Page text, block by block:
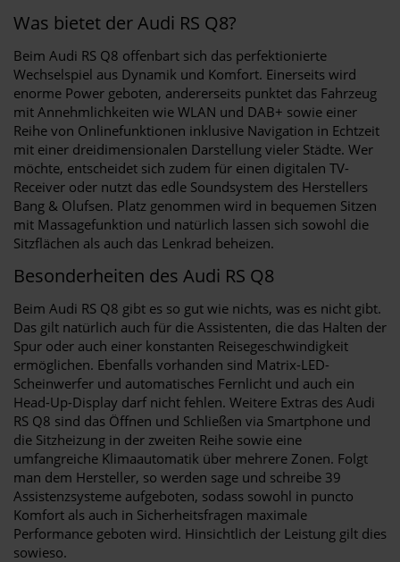
Was bietet der Audi RS Q8?
Beim Audi RS Q8 offenbart sich das perfektionierte
Wechselspiel aus Dynamik und Komfort. Einerseits wird
enorme Power geboten, andererseits punktet das Fahrzeug
mit Annehmlichkeiten wie WLAN und DAB+ sowie einer
Reihe von Onlinefunktionen inklusive Navigation in Echtzeit
mit einer dreidimensionalen Darstellung vieler Städte. Wer
möchte, entscheidet sich zudem für einen digitalen TV-
Receiver oder nutzt das edle Soundsystem des Herstellers
Bang & Olufsen. Platz genommen wird in bequemen Sitzen
mit Massagefunktion und natürlich lassen sich sowohl die
Sitzflächen als auch das Lenkrad beheizen.
Besonderheiten des Audi RS Q8
Beim Audi RS Q8 gibt es so gut wie nichts, was es nicht gibt.
Das gilt natürlich auch für die Assistenten, die das Halten der
Spur oder auch einer konstanten Reisegeschwindigkeit
ermöglichen. Ebenfalls vorhanden sind Matrix-LED-
Scheinwerfer und automatisches Fernlicht und auch ein
Head-Up-Display darf nicht fehlen. Weitere Extras des Audi
RS Q8 sind das Öffnen und Schließen via Smartphone und
die Sitzheizung in der zweiten Reihe sowie eine
umfangreiche Klimaautomatik über mehrere Zonen. Folgt
man dem Hersteller, so werden sage und schreibe 39
Assistenzsysteme aufgeboten, sodass sowohl in puncto
Komfort als auch in Sicherheitsfragen maximale
Performance geboten wird. Hinsichtlich der Leistung gilt dies
sowieso.